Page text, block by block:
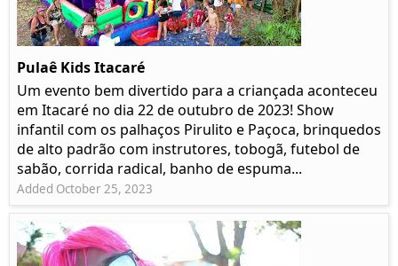
Pulaê Kids Itacaré
Um evento bem divertido para a criançada aconteceu
em Itacaré no dia 22 de outubro de 2023! Show
infantil com os palhaços Pirulito e Paçoca, brinquedos
de alto padrão com instrutores, tobogã, futebol de
sabão, corrida radical, banho de espuma...
Added October 25, 2023